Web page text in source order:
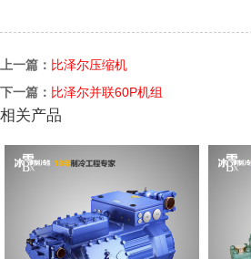
上一篇： 比泽尔压缩机
下一篇： 比泽尔并联60P机组
相关产品